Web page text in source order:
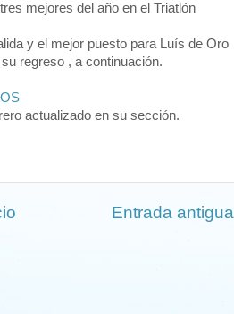
mejores del año en el Triatlón
y el mejor puesto para Luís de Oro
regreso , a continuación.
actualizado en su sección.
Entrada antigua